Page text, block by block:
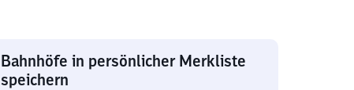
Bahnhöfe in persönlicher Merkliste
speichern